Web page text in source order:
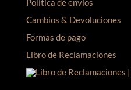
Política de envíos
Cambios & Devoluciones
Formas de pago
Libro de Reclamaciones